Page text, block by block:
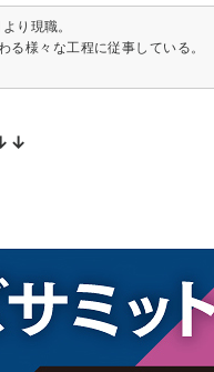
り現職。
様々な工程に従事している。